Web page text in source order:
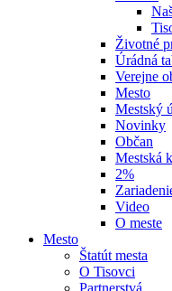
Životné
Úrádná
Verejne
Mesto
Mestský
Novinky
Občan
Mestská
2%
Video
O meste
Mesto
Štatút mesta
O Tisovci
Partnerstvá